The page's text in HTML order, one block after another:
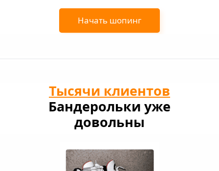
Начать шопинг
Тысячи клиентов
Бандерольки уже
довольны